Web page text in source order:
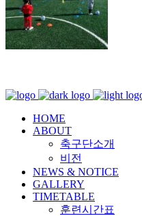
HOME
ABOUT
축구단소개
비전
NEWS & NOTICE
GALLERY
TIMETABLE
훈련시간표